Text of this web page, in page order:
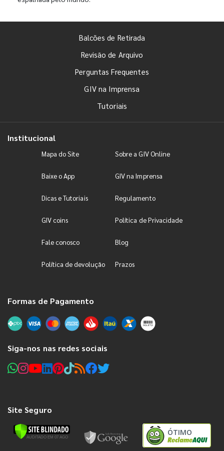
Balcões de Retirada
Revisão de Arquivo
Perguntas Frequentes
GIV na Imprensa
Tutoriais
Institucional
Mapa do Site Sobre a GIV Online
Baixe o App GIV na Imprensa
Dicas e Tutoriais Regulamento
GIV coins Política de Privacidade
Fale conosco Blog
Política de devolução Prazos
Formas de Pagamento
Siga-nos nas redes sociais
Site Seguro
ÓTIMO